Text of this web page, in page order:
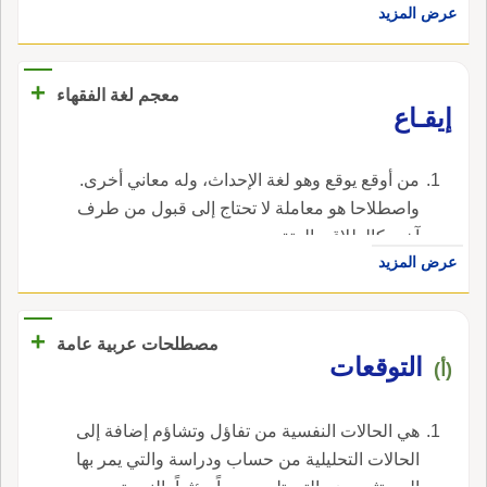
عرض المزيد
معجم لغة الفقهاء
+
إيقـاع
من أوقع يوقع وهو لغة الإحداث، وله معاني أخرى.
واصطلاحا هو معاملة لا تحتاج إلى قبول من طرف
آخر، كالطلاق والعتق.
عرض المزيد
مصطلحات عربية عامة +
(أ) التوقعات
هي الحالات النفسية من تفاؤل وتشاؤم إضافة إلى
الحالات التحليلية من حساب ودراسة والتي يمر بها